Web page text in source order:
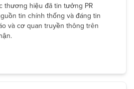
thương hiệu đã tin tưởng PR
tin chính thống và đáng tin
và cơ quan truyền thông trên